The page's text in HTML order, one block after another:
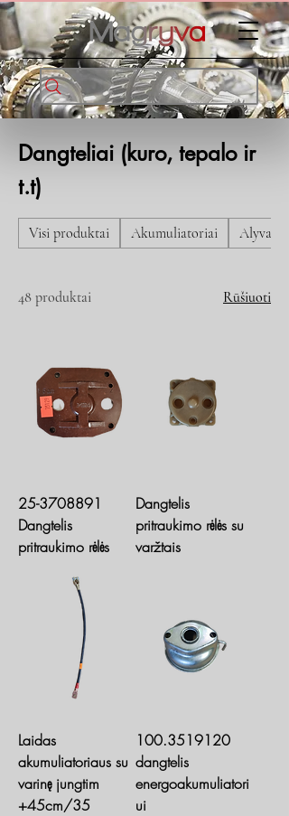
Dangteliai (kuro, tepalo ir
t.t)
Visi produktai Akumuliatoriai Alyva ir
48 produktai Rūšiuoti
25-3708891
Dangtelis
pritraukimo rėlės
Dangtelis
pritraukimo rėlės su
varžtais
Laidas
akumuliatoriaus su
varinę jungtim
+45cm/35
100.3519120
dangtelis
energoakumuliatori
ui